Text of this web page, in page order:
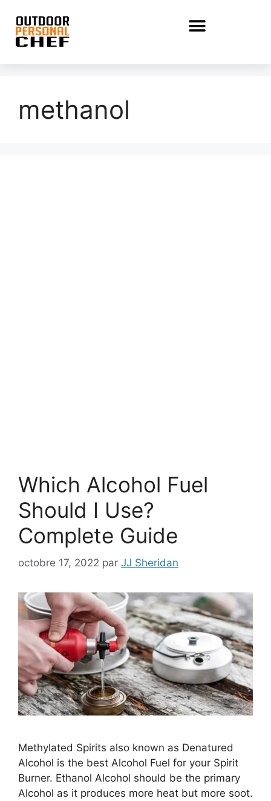
methanol
Which Alcohol Fuel
Should I Use?
Complete Guide
octobre 17, 2022 par JJ Sheridan
Methylated Spirits also known as Denatured
Alcohol is the best Alcohol Fuel for your Spirit
Burner. Ethanol Alcohol should be the primary
Alcohol as it produces more heat but more soot.